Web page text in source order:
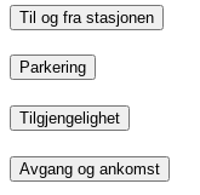
Til og fra stasjonen
Parkering
Tilgjengelighet
Avgang og ankomst